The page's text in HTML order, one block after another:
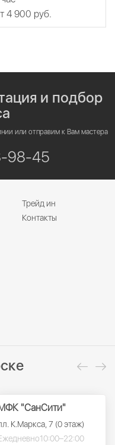
4 900 руб.
и подбор
или отправим к Вам мастера
98-45
Трейд ин
Контакты
"СанСити"
К.Маркса, 7 (0 этаж)
10:00–22:00